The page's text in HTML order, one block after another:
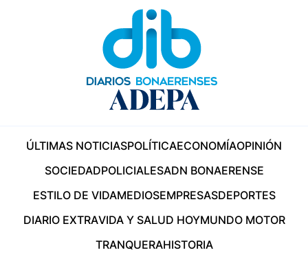
ÚLTIMAS NOTICIASPOLÍTICAECONOMÍAOPINIÓN
SOCIEDADPOLICIALESADN BONAERENSE
ESTILO DE VIDAMEDIOSEMPRESASDEPORTES
DIARIO EXTRAVIDA Y SALUD HOYMUNDO MOTOR
TRANQUERAHISTORIA